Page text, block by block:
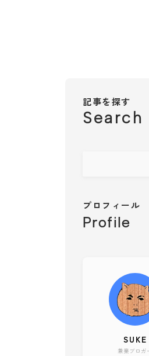
記事を探す
Search
プロフィール
Profile
SUKE
兼業ブロガ